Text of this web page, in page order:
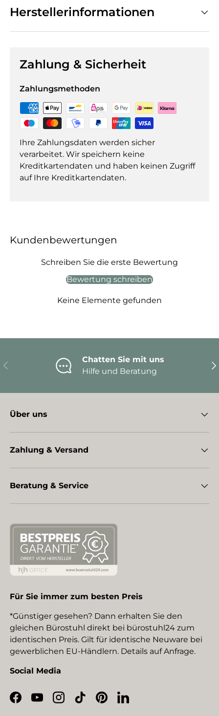
Herstellerinformationen
Zahlung & Sicherheit
Zahlungsmethoden
Ihre Zahlungsdaten werden sicher
verarbeitet. Wir speichern keine
Kreditkartendaten und haben keinen Zugriff
auf Ihre Kreditkartendaten.
Kundenbewertungen
Schreiben Sie die erste Bewertung
Bewertung schreiben
Keine Elemente gefunden
Vorherige
Chatten Sie mit uns
Hilfe und Beratung
Über uns
Zahlung & Versand
Beratung & Service
Für Sie immer zum besten Preis
*Günstiger gesehen? Dann erhalten Sie den
gleichen Bürostuhl direkt bei bürostuhl24 zum
identischen Preis. Gilt für identische Neuware bei
gewerblichen EU-Händlern. Details auf Anfrage.
Social Media
Facebook
YouTubeInstagram
TikTokPinterestLinkedIn